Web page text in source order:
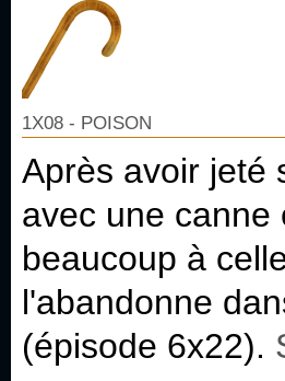
1X08 - POISON
Après avoir jeté
avec une canne
beaucoup à
l'abandonne
(épisode 6x22).